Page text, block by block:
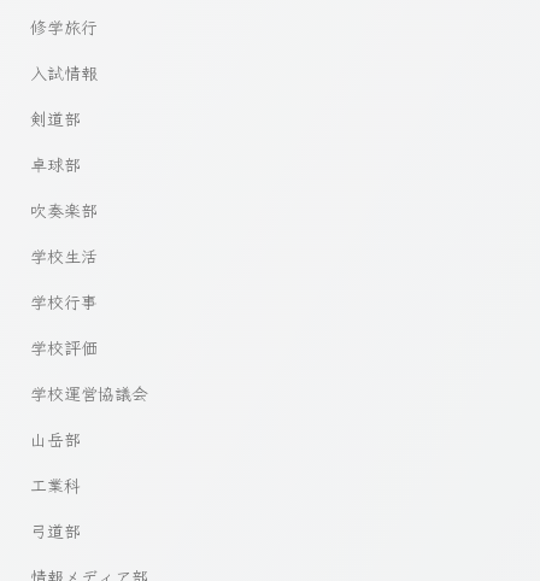
修学旅行
入試情報
剣道部
卓球部
吹奏楽部
学校生活
学校行事
学校評価
学校運営協議会
山岳部
工業科
弓道部
情報メディア部